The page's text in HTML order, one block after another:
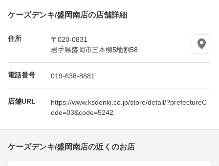
ケーズデンキ/盛岡南店の店舗詳細
住所
〒020-0831
岩手県盛岡市三本柳5地割58
電話番号 019-638-8881
店舗URL
https://www.ksdenki.co.jp/store/detail/?prefectureC
ode=03&code=5242
ケーズデンキ/盛岡南店の近くのお店